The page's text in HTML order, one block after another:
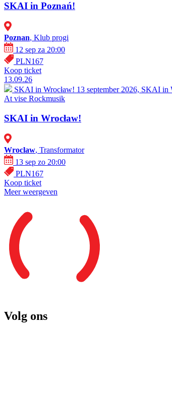
SKAI in Poznań!
Poznan, Klub progi
12 sep za 20:00
PLN167
Koop ticket
13.09.26
SKAI in Wrocław! 13 september 2026, SKAI in
At vise Rockmusik
SKAI in Wrocław!
Wroclaw, Transformator
13 sep zo 20:00
PLN167
Koop ticket
Meer weergeven
Volg ons